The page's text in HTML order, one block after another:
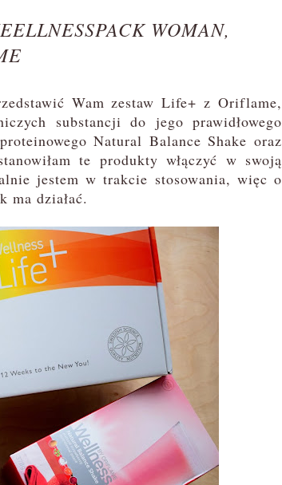
WOMAN,
Wam zestaw Life+ z Oriflame,
substancji do jego prawidłowego
Natural Balance Shake oraz
te produkty włączyć w swoją
jestem w trakcie stosowania, więc o
ma działać.